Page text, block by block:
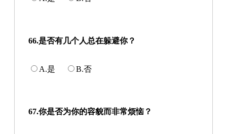
66.是否有几个人总在躲避你？
A.是 B.否
67.你是否为你的容貌而非常烦恼？